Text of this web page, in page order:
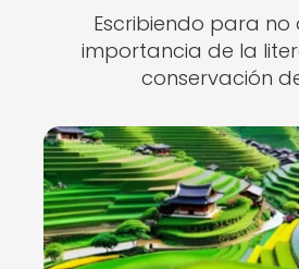
Escribiendo para no
importancia de la
conservación